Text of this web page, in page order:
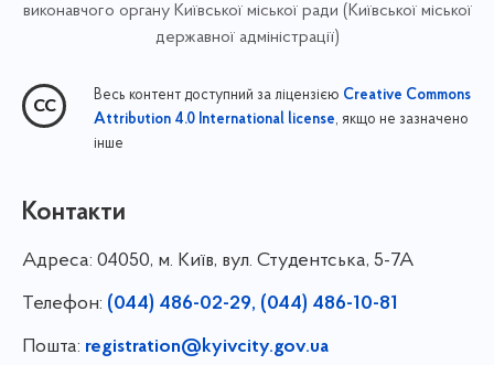
виконавчого органу Київської міської ради (Київської міської
державної адміністрації)
Весь контент доступний за ліцензією Creative Commons
Attribution 4.0 International license, якщо не зазначено
інше
Контакти
Адреса: 04050, м. Київ, вул. Студентська, 5-7А
Телефон: (044) 486-02-29, (044) 486-10-81
Пошта: registration@kyivcity.gov.ua